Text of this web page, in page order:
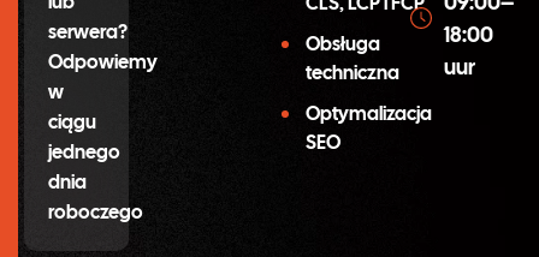
serwera?
Odpowiemy
w
ciągu
jednego
dnia
roboczego
Obsługa
techniczna
Optymalizacja
SEO
18:00
uur